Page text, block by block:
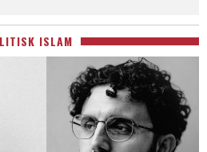
ISLAM